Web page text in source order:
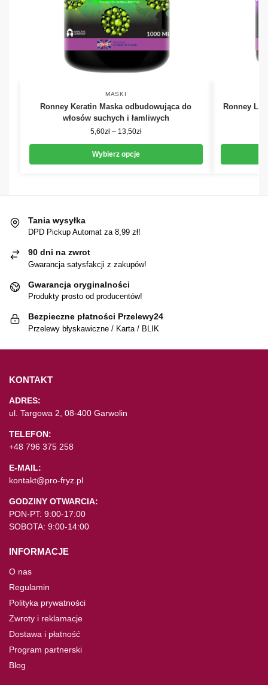
MASKI
Ronney Keratin Maska odbudowująca do
włosów suchych i łamliwych
5,60zł – 13,50zł
Wybierz opcje
Ronney L-
Tania wysyłka
DPD Pickup Automat za 8,99 zł!
90 dni na zwrot
Gwarancja satysfakcji z zakupów!
Gwarancja oryginalności
Produkty prosto od producentów!
Bezpieczne płatności Przelewy24
Przelewy błyskawiczne / Karta / BLIK
KONTAKT
ADRES:
ul. Targowa 2, 08-400 Garwolin
TELEFON:
+48 796 375 258
E-MAIL:
kontakt@pro-fryz.pl
GODZINY OTWARCIA:
PON-PT: 9:00-17:00
SOBOTA: 9:00-14:00
INFORMACJE
O nas
Regulamin
Polityka prywatności
Zwroty i reklamacje
Dostawa i płatność
Program partnerski
Blog